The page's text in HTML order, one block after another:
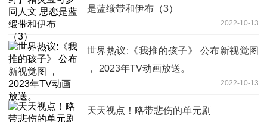
是蓝缎带和伊布（3）
2022-10-13
世界热议:《我推的孩子》 公布新视觉图
， 2023年TV动画放送。
2022-10-13
天天视点！略带悲伤的单元剧